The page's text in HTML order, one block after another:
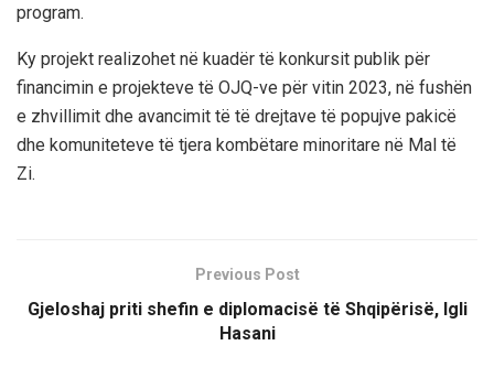
program.
Ky projekt realizohet në kuadër të konkursit publik për
financimin e projekteve të OJQ-ve për vitin 2023, në fushën
e zhvillimit dhe avancimit të të drejtave të popujve pakicë
dhe komuniteteve të tjera kombëtare minoritare në Mal të
Zi.
Previous Post
Gjeloshaj priti shefin e diplomacisë të Shqipërisë, Igli
Hasani